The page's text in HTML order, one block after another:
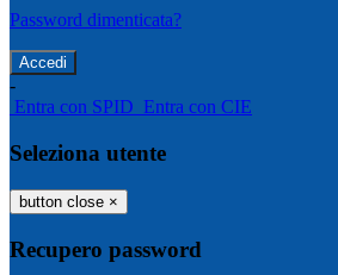
Password dimenticata?
-
Entra con SPID Entra con CIE
Seleziona utente
button close ×
Recupero password